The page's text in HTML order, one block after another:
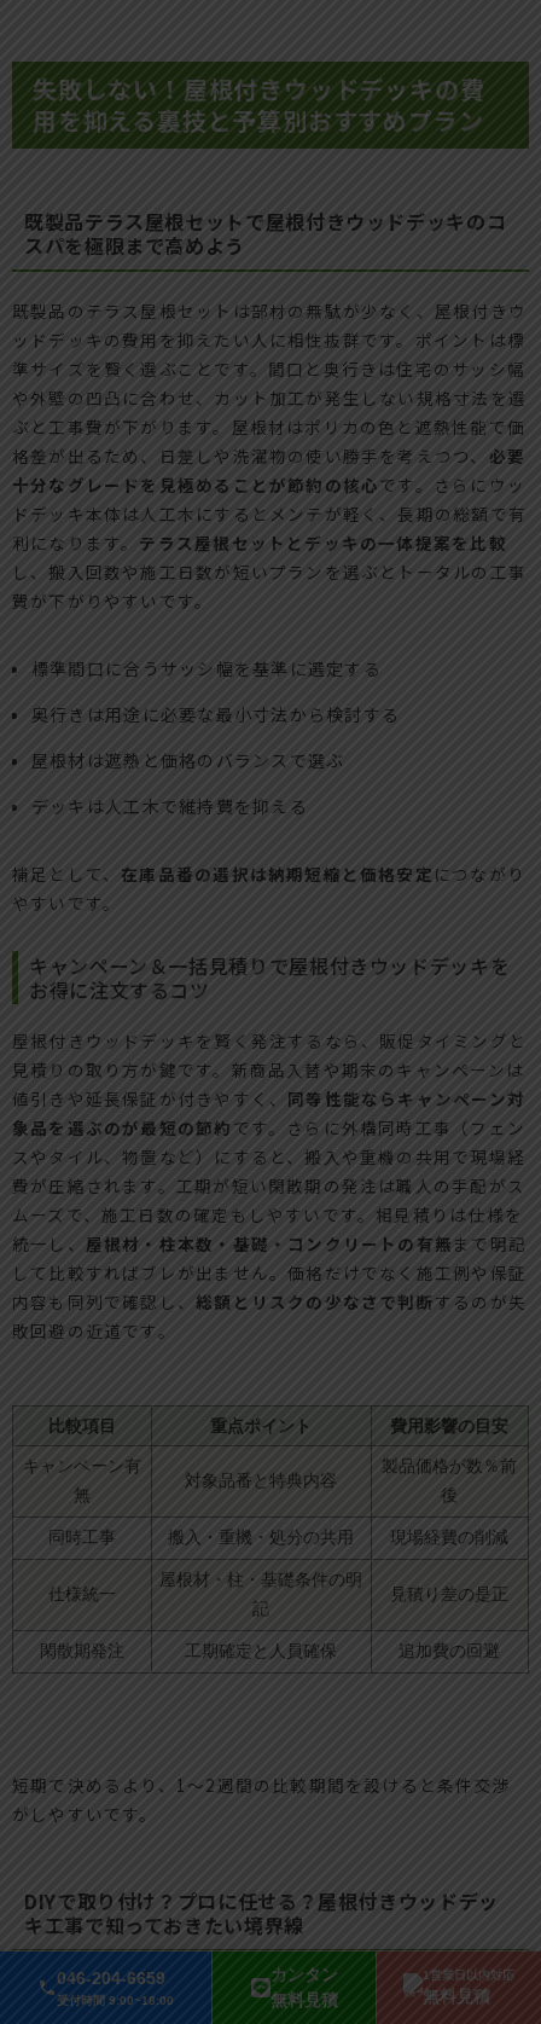
046-204-6659
受付時間 9:00~18:00
カンタン
無料見積
1営業日以内対応
無料見積
失敗しない！屋根付きウッドデッキの費
用を抑える裏技と予算別おすすめプラン
既製品テラス屋根セットで屋根付きウッドデッキのコ
スパを極限まで高めよう
既製品のテラス屋根セットは部材の無駄が少なく、屋根付きウ
ッドデッキの費用を抑えたい人に相性抜群です。ポイントは標
準サイズを賢く選ぶことです。間口と奥行きは住宅のサッシ幅
や外壁の凹凸に合わせ、カット加工が発生しない規格寸法を選
ぶと工事費が下がります。屋根材はポリカの色と遮熱性能で価
格差が出るため、日差しや洗濯物の使い勝手を考えつつ、 必要
十分なグレードを見極めることが節約の核心です。さらにウッ
ドデッキ本体は人工木にするとメンテが軽く、長期の総額で有
利になります。 テラス屋根セットとデッキの一体提案を比較
し、搬入回数や施工日数が短いプランを選ぶとトータルの工事
費が下がりやすいです。
標準間口に合うサッシ幅を基準に選定する
奥行きは用途に必要な最小寸法から検討する
屋根材は遮熱と価格のバランスで選ぶ
デッキは人工木で維持費を抑える
補足として、 在庫品番の選択は納期短縮と価格安定 につながり
やすいです。
キャンペーン＆一括見積りで屋根付きウッドデッキを
お得に注文するコツ
屋根付きウッドデッキを賢く発注するなら、販促タイミングと
見積りの取り方が鍵です。新商品入替や期末のキャンペーンは
値引きや延長保証が付きやすく、 同等性能ならキャンペーン対
象品を選ぶのが最短の節約 です。さらに外構同時工事（フェン
スやタイル、物置など）にすると、搬入や重機の共用で現場経
費が圧縮されます。工期が短い閑散期の発注は職人の手配がス
ムーズで、施工日数の確定もしやすいです。相見積りは仕様を
統一し、 屋根材・柱本数・基礎・コンクリートの有無 まで明記
して比較すればブレが出ません。価格だけでなく施工例や保証
内容も同列で確認し、総額とリスクの少なさで判断するのが失
敗回避の近道です。
比較項目 重点ポイント 費用影響の目安
キャンペーン有
無
対象品番と特典内容
製品価格が数％前
後
同時工事 搬入・重機・処分の共用 現場経費の削減
仕様統一
屋根材・柱・基礎条件の明
記
見積り差の是正
閑散期発注 工期確定と人員確保 追加費の回避
短期で決めるより、1～2週間の比較期間を設けると条件交渉
がしやすいです。
DIYで取り付け？プロに任せる？屋根付きウッドデッ
キ工事で知っておきたい境界線
DIYは材料費を下げられますが、強風や積雪への安全性を担保